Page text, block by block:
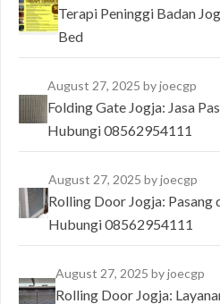
Terapi Peninggi Badan
Bed
August 27, 2025by joecgp
Folding Gate Jogja: Jasa
Hubungi 08562954111
August 27, 2025by joecgp
Rolling Door Jogja: Pasang
Hubungi 08562954111
August 27, 2025by joecgp
Rolling Door Jogja: